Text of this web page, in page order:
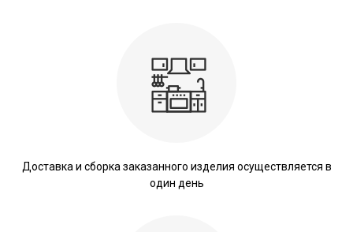
Доставка и сборка заказанного изделия осуществляется в
один день